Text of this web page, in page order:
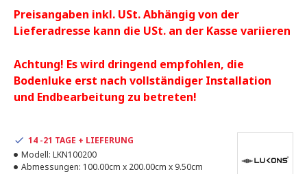
Preisangaben inkl. USt. Abhängig von der
Lieferadresse kann die USt. an der Kasse variieren
Achtung! Es wird dringend empfohlen, die
Bodenluke erst nach vollständiger Installation
und Endbearbeitung zu betreten!
14 -21 TAGE + LIEFERUNG
Modell: LKN100200
Abmessungen: 100.00cm x 200.00cm x 9.50cm